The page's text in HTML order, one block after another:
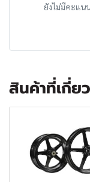
ยังไม่มีคะแน
สินค้าที่เกี่ย